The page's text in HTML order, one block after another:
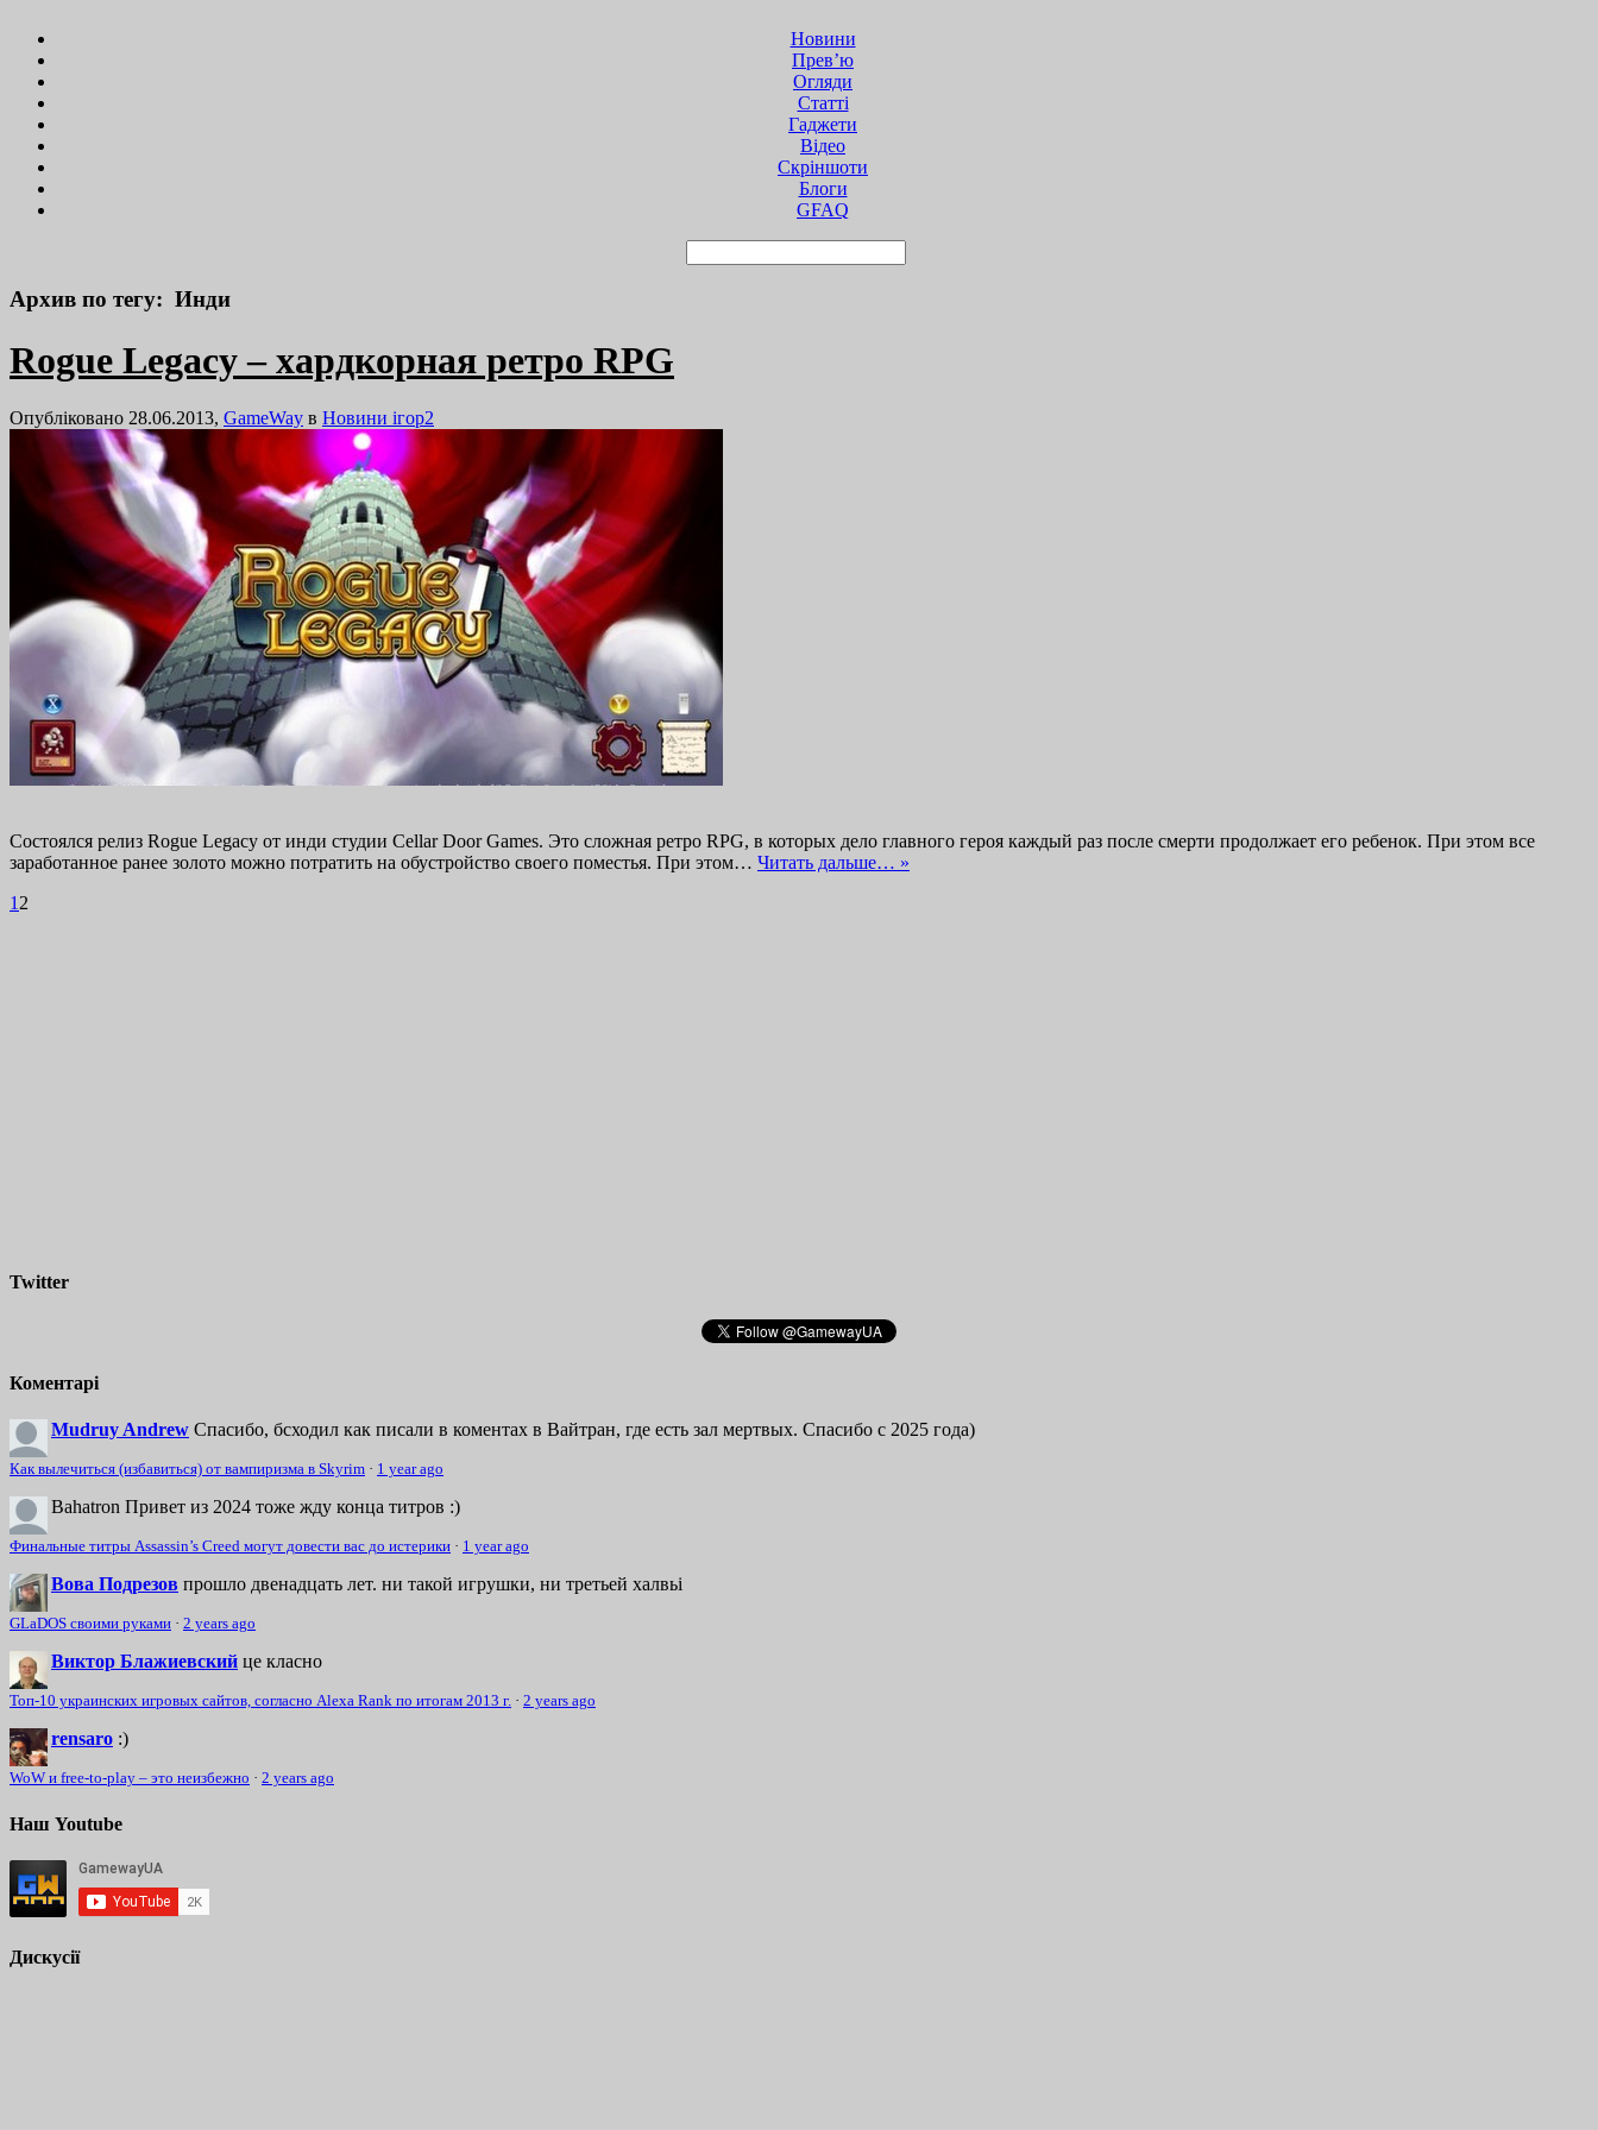
Новини
Прев’ю
Огляди
Статті
Гаджети
Відео
Cкріншоти
Блоги
GFAQ
Архив по тегу: Инди
Rogue Legacy – хардкорная ретро RPG
Опубліковано 28.06.2013, GameWay в Новини ігор2
Состоялся релиз Rogue Legacy от инди студии Cellar Door Games. Это сложная ретро RPG, в которых дело главного героя каждый раз после смерти продолжает его ребенок. При этом все
заработанное ранее золото можно потратить на обустройство своего поместья. При этом… Читать дальше… »
1 2
Twitter
Коментарі
Mudruy Andrew Спасибо, бсходил как писали в коментах в Вайтран, где есть зал мертвых. Спасибо с 2025 года)
Как вылечиться (избавиться) от вампиризма в Skyrim · 1 year ago
Bahatron Привет из 2024 тоже жду конца титров :)
Финальные титры Assassin’s Creed могут довести вас до истерики · 1 year ago
Вова Подрезов прошло двенадцать лет. ни такой игрушки, ни третьей халвьі
GLaDOS своими руками · 2 years ago
Виктор Блажиевский це класно
Топ-10 украинских игровых сайтов, согласно Alexa Rank по итогам 2013 г. · 2 years ago
rensaro :)
WoW и free-to-play – это неизбежно · 2 years ago
Наш Youtube
Дискусії